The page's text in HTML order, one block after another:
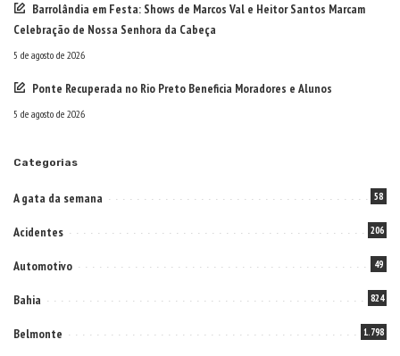
Barrolândia em Festa: Shows de Marcos Val e Heitor Santos Marcam
Celebração de Nossa Senhora da Cabeça
5 de agosto de 2026
Ponte Recuperada no Rio Preto Beneficia Moradores e Alunos
5 de agosto de 2026
Categorias
A gata da semana 58
Acidentes 206
Automotivo 49
Bahia 824
Belmonte 1.798